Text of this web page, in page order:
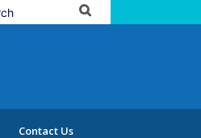
Contact Us